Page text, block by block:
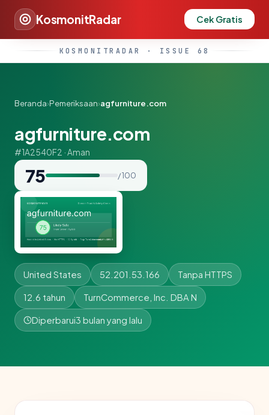
KosmonitRadar Cek Gratis
KOSMONITRADAR · ISSUE 68
Beranda›Pemeriksaan›agfurniture.com
agfurniture.com
#1A2540F2 · Aman
75 / 100
United States 52.201.53.166 Tanpa HTTPS
12.6 tahun TurnCommerce, Inc. DBA N
Diperbarui3 bulan yang lalu